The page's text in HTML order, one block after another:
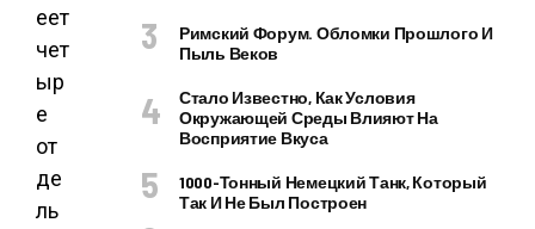
еет
чет
ыр
е
от
де
ль
Римский Форум. Обломки Прошлого И
Пыль Веков
Стало Известно, Как Условия
Окружающей Среды Влияют На
Восприятие Вкуса
1000-Тонный Немецкий Танк, Который
Так И Не Был Построен